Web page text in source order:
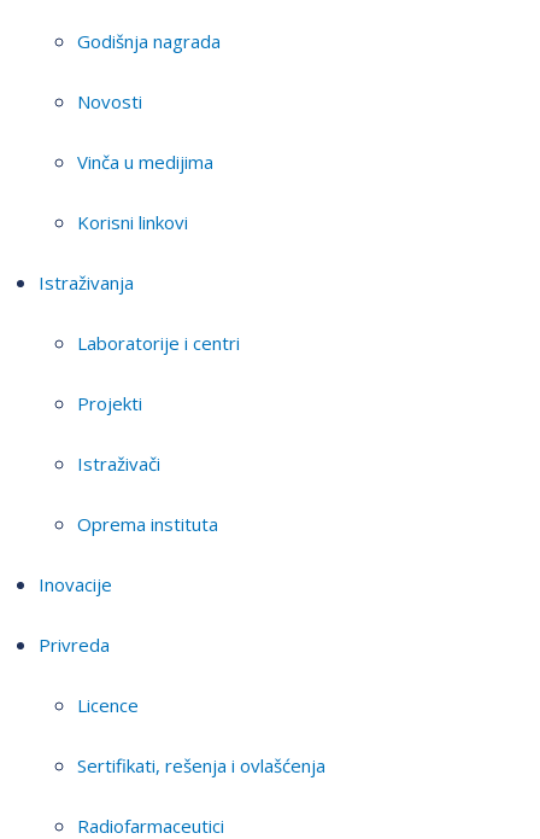
Godišnja nagrada
Novosti
Vinča u medijima
Korisni linkovi
Istraživanja
Laboratorije i centri
Projekti
Istraživači
Oprema instituta
Inovacije
Privreda
Licence
Sertifikati, rešenja i ovlašćenja
Radiofarmaceutici